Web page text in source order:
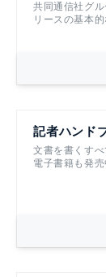
共同通信社グ
リースの基本
記者ハンド
文書を書くすべ
電子書籍も発売